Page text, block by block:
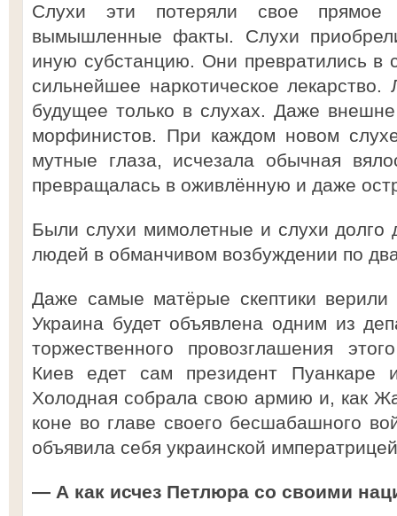
Слухи эти потеряли свое прямое
вымышленные факты. Слухи
иную субстанцию. Они превратились в
сильнейшее наркотическое
будущее только в слухах. Даже
морфинистов. При каждом новом
мутные глаза, исчезала обычная
превращалась в оживлённую и даже
Были слухи мимолетные и слухи
людей в обманчивом возбуждении по
Даже самые матёрые скептики верили
Украина будет объявлена одним из
торжественного провозглашения
Киев едет сам президент Пуанкаре
Холодная собрала свою армию и, как
коне во главе своего бесшабашного
объявила себя украинской
— А как исчез Петлюра со своими